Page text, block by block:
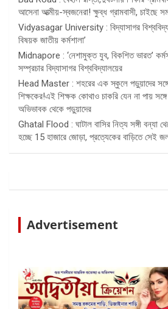
আসেনা আত্মীয়-স্বজনেরা! ক্ষুব্ধ গ্রামবাসী, চাইছে
Vidyasagar University : বিদ্যাসাগর
বিষয়ক জাতীয় কর্মশালা’
Midnapore : ‘নেশামুক্ত যুব, বিকশিত ভারত’
সম্প্রচার বিদ্যাসাগর বিশ্ববিদ্যালয়ের
Head Master : শহরের এক স্কুলে পড়ুয়াদের
শিক্ষকের!এই শিক্ষক কোথাও চাকরি যেন না পায়
অভিভাবক থেকে পড়ুয়াদের
Ghatal Flood : ঘাটাল বাসির নিত্য সঙ্গী বন্যা
হচ্ছে 15 হাজারে জোড়া, প্রত্যেকের বাড়িতে সেই
Advertisement